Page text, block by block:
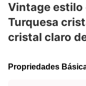
Vintage estilo
Turquesa
cristal claro
Propriedades